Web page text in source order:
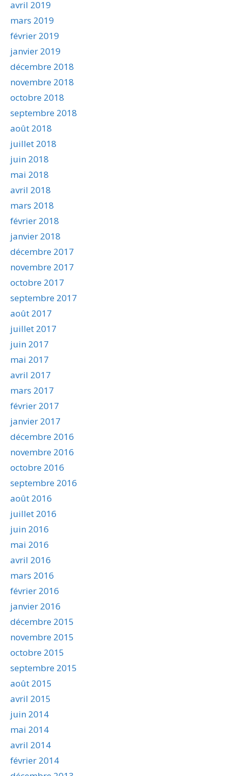
avril 2019
mars 2019
février 2019
janvier 2019
décembre 2018
novembre 2018
octobre 2018
septembre 2018
août 2018
juillet 2018
juin 2018
mai 2018
avril 2018
mars 2018
février 2018
janvier 2018
décembre 2017
novembre 2017
octobre 2017
septembre 2017
août 2017
juillet 2017
juin 2017
mai 2017
avril 2017
mars 2017
février 2017
janvier 2017
décembre 2016
novembre 2016
octobre 2016
septembre 2016
août 2016
juillet 2016
juin 2016
mai 2016
avril 2016
mars 2016
février 2016
janvier 2016
décembre 2015
novembre 2015
octobre 2015
septembre 2015
août 2015
avril 2015
juin 2014
mai 2014
avril 2014
février 2014